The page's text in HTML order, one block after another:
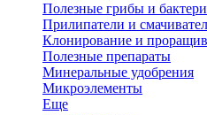
Полезные грибы и
Прилипатели и
Клонирование и
Полезные препараты
Минеральные удобрения
Микроэлементы
Еще